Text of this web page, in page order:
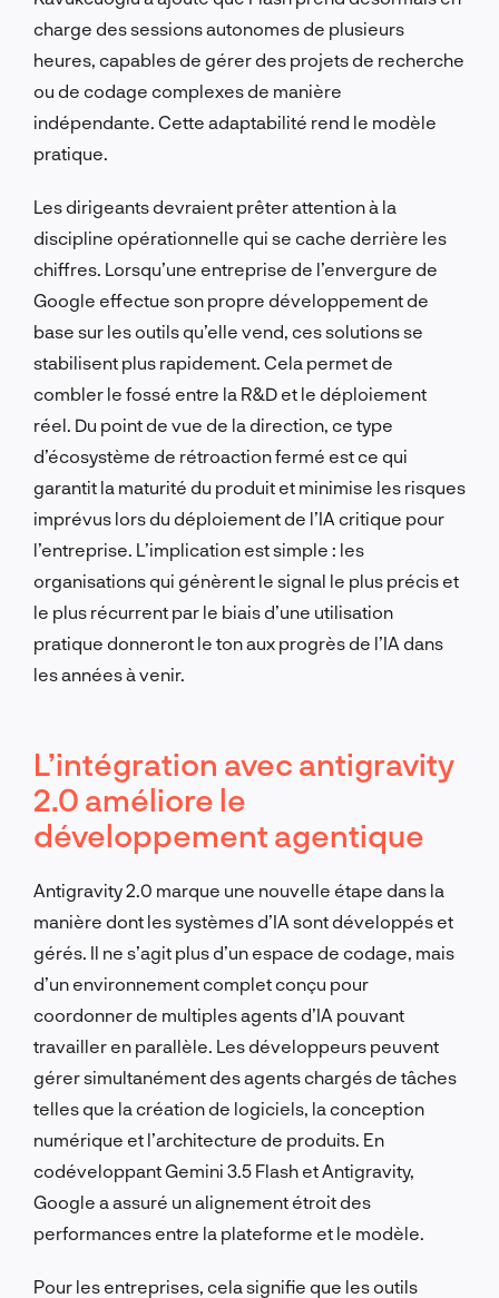
charge des sessions autonomes de plusieurs
heures, capables de gérer des projets de recherche
ou de codage complexes de manière
indépendante. Cette adaptabilité rend le modèle
pratique.
Les dirigeants devraient prêter attention à la
discipline opérationnelle qui se cache derrière les
chiffres. Lorsqu’une entreprise de l’envergure de
Google effectue son propre développement de
base sur les outils qu’elle vend, ces solutions se
stabilisent plus rapidement. Cela permet de
combler le fossé entre la R&D et le déploiement
réel. Du point de vue de la direction, ce type
d’écosystème de rétroaction fermé est ce qui
garantit la maturité du produit et minimise les risques
imprévus lors du déploiement de l’IA critique pour
l’entreprise. L’implication est simple : les
organisations qui génèrent le signal le plus précis et
le plus récurrent par le biais d’une utilisation
pratique donneront le ton aux progrès de l’IA dans
les années à venir.
L’intégration avec antigravity
2.0 améliore le
développement agentique
Antigravity 2.0 marque une nouvelle étape dans la
manière dont les systèmes d’IA sont développés et
gérés. Il ne s’agit plus d’un espace de codage, mais
d’un environnement complet conçu pour
coordonner de multiples agents d’IA pouvant
travailler en parallèle. Les développeurs peuvent
gérer simultanément des agents chargés de tâches
telles que la création de logiciels, la conception
numérique et l’architecture de produits. En
codéveloppant Gemini 3.5 Flash et Antigravity,
Google a assuré un alignement étroit des
performances entre la plateforme et le modèle.
Pour les entreprises, cela signifie que les outils